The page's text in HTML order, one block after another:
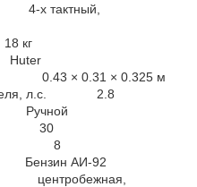
тактный,
× 0.31 × 0.325 м
л.с. 2.8
м 30
м 8
АИ-92